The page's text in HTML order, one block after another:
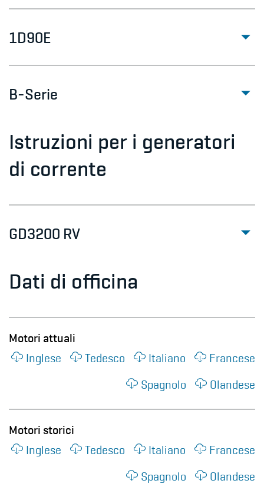
1D90E
B-Serie
Istruzioni per i generatori
di corrente
GD3200 RV
Dati di officina
Motori attuali
Inglese
Tedesco Italiano
Francese
Spagnolo
Olandese
Motori storici
Inglese
Tedesco Italiano
Francese
Spagnolo
Olandese